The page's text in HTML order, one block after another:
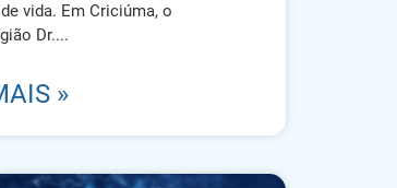
vida. Em Criciúma, o
Dr.
»